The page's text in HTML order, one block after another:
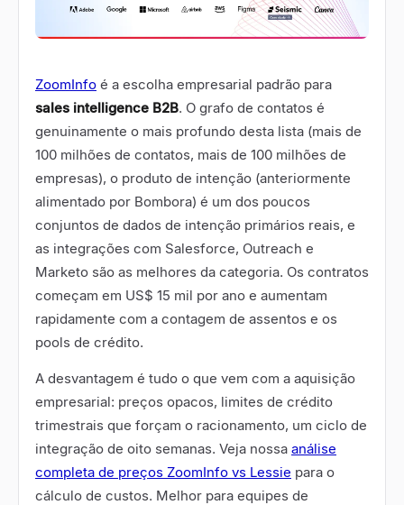
ZoomInfo é a escolha empresarial padrão para
sales intelligence B2B. O grafo de contatos é
genuinamente o mais profundo desta lista (mais de
100 milhões de contatos, mais de 100 milhões de
empresas), o produto de intenção (anteriormente
alimentado por Bombora) é um dos poucos
conjuntos de dados de intenção primários reais, e
as integrações com Salesforce, Outreach e
Marketo são as melhores da categoria. Os contratos
começam em US$ 15 mil por ano e aumentam
rapidamente com a contagem de assentos e os
pools de crédito.
A desvantagem é tudo o que vem com a aquisição
empresarial: preços opacos, limites de crédito
trimestrais que forçam o racionamento, um ciclo de
integração de oito semanas. Veja nossa análise
completa de preços ZoomInfo vs Lessie para o
cálculo de custos. Melhor para equipes de